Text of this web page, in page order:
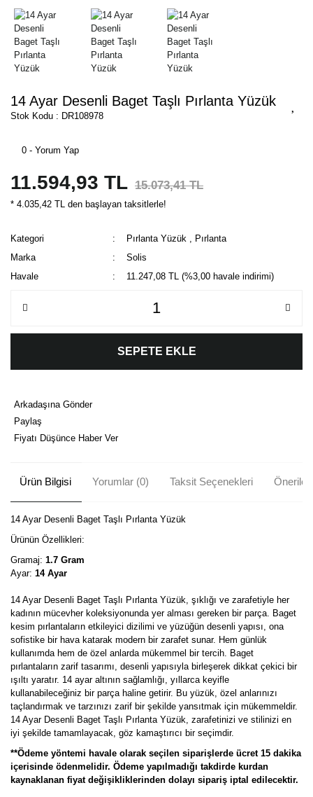
14 Ayar Desenli Baget Taşlı Pırlanta Yüzük
Stok Kodu : DR108978
0 - Yorum Yap
11.594,93 TL 15.073,41 TL
* 4.035,42 TL den başlayan taksitlerle!
Kategori Pırlanta Yüzük
Pırlanta
Marka
Solis
Havale
11.247,08 TL (%3,00 havale indirimi)
SEPETE EKLE
Arkadaşına Gönder
Paylaş
Fiyatı Düşünce Haber Ver
Ürün Bilgisi Yorumlar (0) Taksit Seçenekleri
14 Ayar Desenli Baget Taşlı Pırlanta Yüzük
Ürünün Özellikleri:
Gramaj: 1.7 Gram
Ayar: 14 Ayar
14 Ayar Desenli Baget Taşlı Pırlanta Yüzük, şıklığı ve zarafetiyle her
kadının mücevher koleksiyonunda yer alması gereken bir parça. Baget
kesim pırlantaların etkileyici dizilimi ve yüzüğün desenli yapısı, ona
sofistike bir hava katarak modern bir zarafet sunar. Hem günlük
kullanımda hem de özel anlarda mükemmel bir tercih. Baget
pırlantaların zarif tasarımı, desenli yapısıyla birleşerek dikkat çekici bir
ışıltı yaratır. 14 ayar altının sağlamlığı, yıllarca keyifle
kullanabileceğiniz bir parça haline getirir. Bu yüzük, özel anlarınızı
taçlandırmak ve tarzınızı zarif bir şekilde yansıtmak için mükemmeldir.
14 Ayar Desenli Baget Taşlı Pırlanta Yüzük, zarafetinizi ve stilinizi en
iyi şekilde tamamlayacak, göz kamaştırıcı bir seçimdir.
**Ödeme yöntemi havale olarak seçilen siparişlerde ücret 15 dakika
içerisinde ödenmelidir. Ödeme yapılmadığı takdirde kurdan
kaynaklanan fiyat değişikliklerinden dolayı sipariş iptal edilecektir.